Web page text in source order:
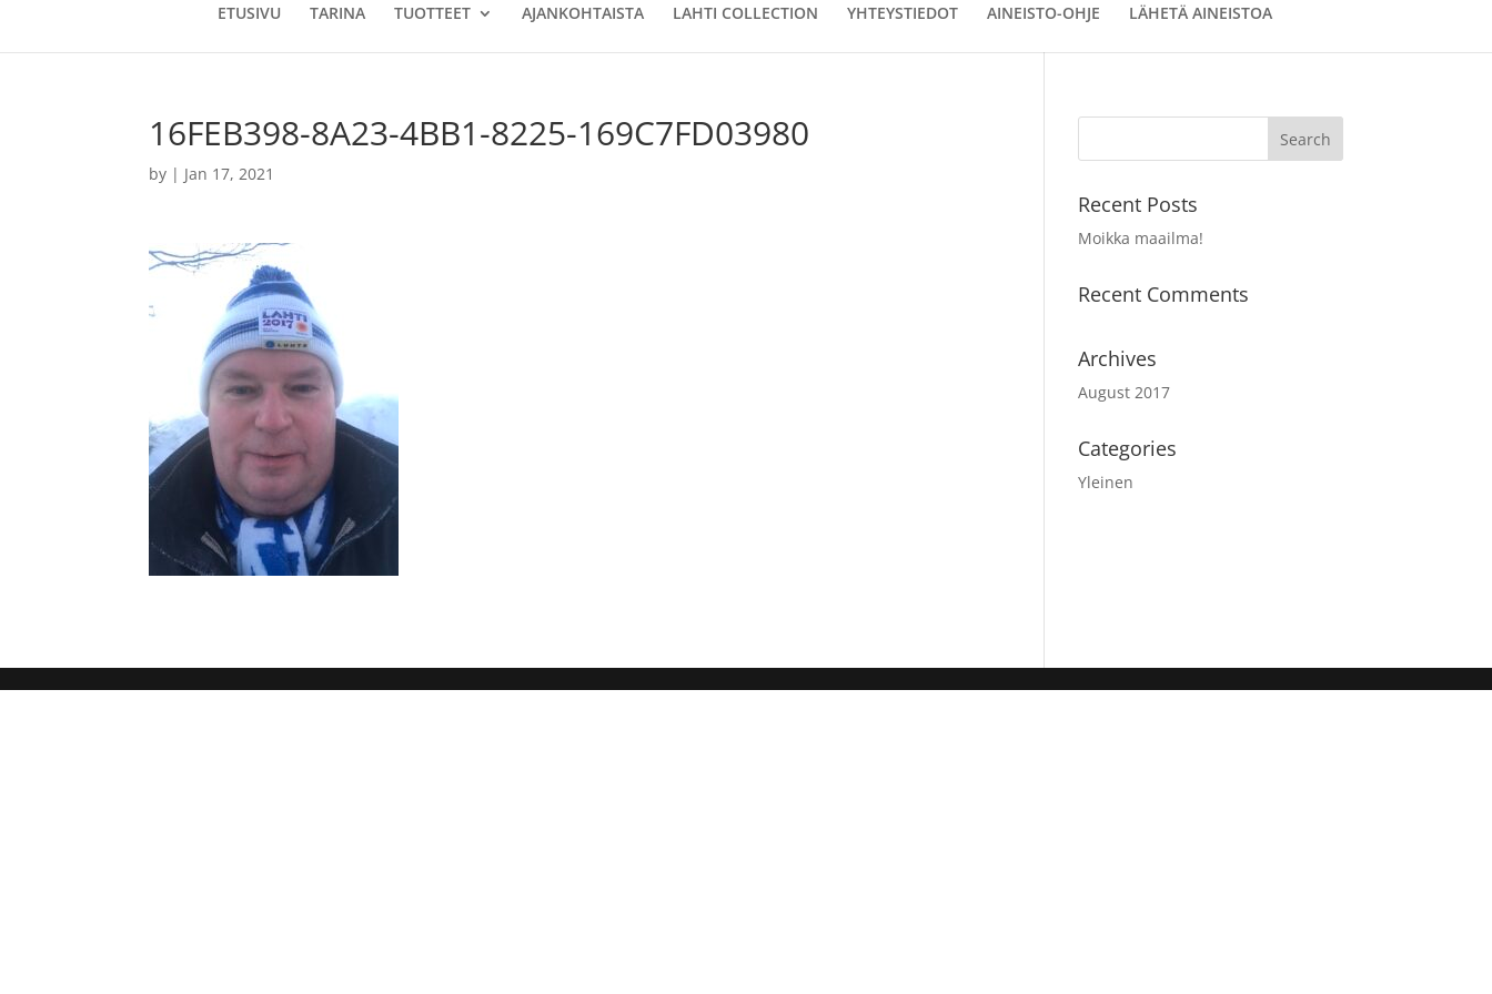
ETUSIVU TARINA TUOTTEET AJANKOHTAISTA LAHTI COLLECTION YHTEYSTIEDOT AINEISTO-OHJE LÄHETÄ AINEISTOA
16FEB398-8A23-4BB1-8225-169C7FD03980
by | Jan 17, 2021
Recent Posts
Moikka maailma!
Recent Comments
Archives
August 2017
Categories
Yleinen